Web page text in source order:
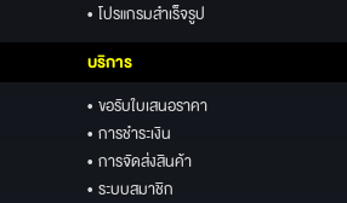
• โปรแกรมสำเร็จรูป
บริการ
• ขอรับใบเสนอราคา
• การชำระเงิน
• การจัดส่งสินค้า
• ระบบสมาชิก